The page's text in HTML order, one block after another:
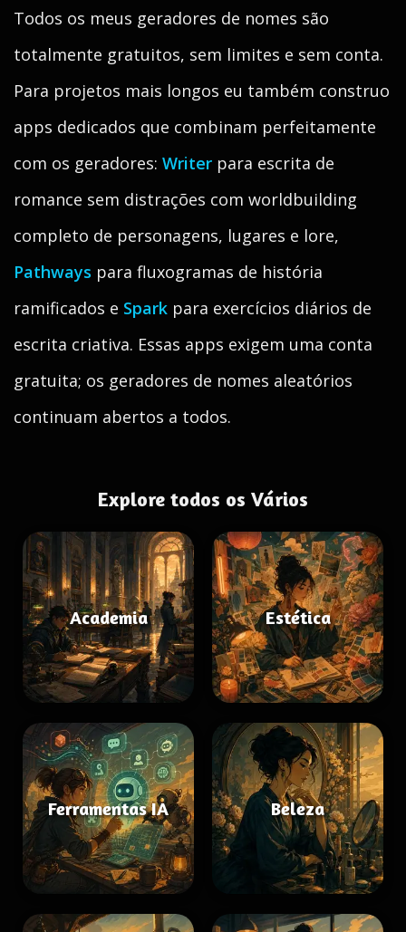
Todos os meus geradores de nomes são
totalmente gratuitos, sem limites e sem conta.
Para projetos mais longos eu também construo
apps dedicados que combinam perfeitamente
com os geradores: Writer para escrita de
romance sem distrações com worldbuilding
completo de personagens, lugares e lore,
Pathways para fluxogramas de história
ramificados e Spark para exercícios diários de
escrita criativa. Essas apps exigem uma conta
gratuita; os geradores de nomes aleatórios
continuam abertos a todos.
Explore todos os Vários
Academia Estética
Ferramentas IA Beleza